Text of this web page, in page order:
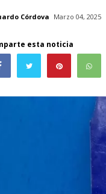
Córdova Marzo 04, 2025
esta noticia